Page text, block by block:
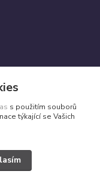
s použitím souborů
týkající se Vašich